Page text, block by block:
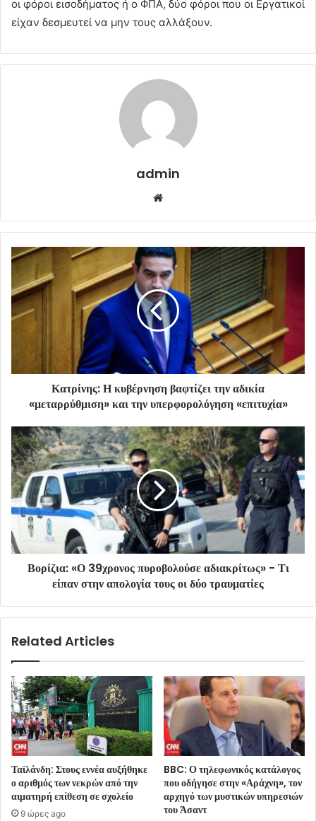
οι φόροι εισοδήματος ή ο ΦΠΑ, δύο φόροι που οι Εργατικοί
είχαν δεσμευτεί να μην τους αλλάξουν.
admin
Κατρίνης: Η κυβέρνηση βαφτίζει την αδικία
«μεταρρύθμιση» και την υπερφορολόγηση «επιτυχία»
Βορίζια: «Ο 39χρονος πυροβολούσε αδιακρίτως» - Τι
είπαν στην απολογία τους οι δύο τραυματίες
Related Articles
Ταϊλάνδη: Στους εννέα αυξήθηκε
ο αριθμός των νεκρών από την
αιματηρή επίθεση σε σχολείο
9 ώρες ago
BBC: Ο τηλεφωνικός κατάλογος
που οδήγησε στην «Αράχνη», τον
αρχηγό των μυστικών υπηρεσιών
του Άσαντ